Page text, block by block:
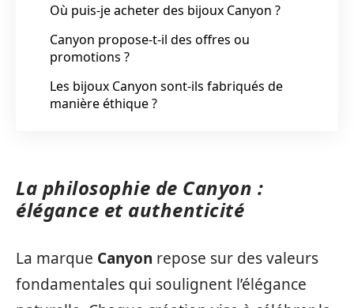
Où puis-je acheter des bijoux Canyon ?
Canyon propose-t-il des offres ou
promotions ?
Les bijoux Canyon sont-ils fabriqués de
manière éthique ?
La philosophie de Canyon :
élégance et authenticité
La marque Canyon repose sur des valeurs
fondamentales qui soulignent l’élégance